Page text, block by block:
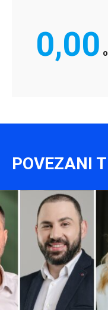
0,00
POVEZANI